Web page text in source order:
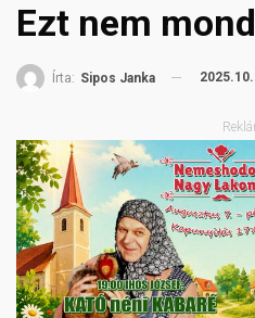
Ezt nem
Írta: Sipos Janka